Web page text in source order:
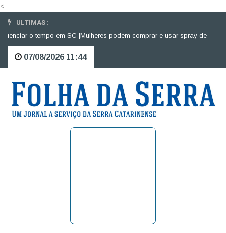
<
ULTIMAS :
o tempo em SC |Mulheres podem comprar e usar spray de pimenta
07/08/2026 11:44